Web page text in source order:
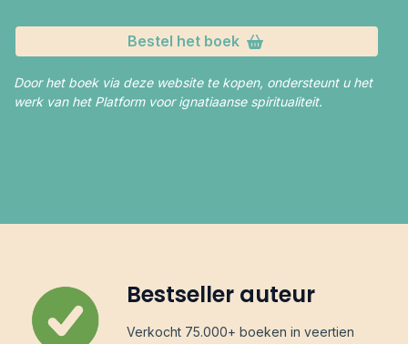
Bestel het boek
Door het boek via deze website te kopen, ondersteunt u het
werk van het Platform voor ignatiaanse spiritualiteit.
Bestseller auteur
Verkocht 75.000+ boeken in veertien